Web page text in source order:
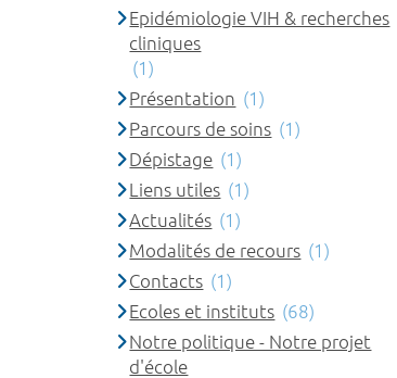
Epidémiologie VIH & recherches
cliniques
(1)
Présentation (1)
Parcours de soins (1)
Dépistage (1)
Liens utiles (1)
Actualités (1)
Modalités de recours (1)
Contacts (1)
Ecoles et instituts (68)
Notre politique - Notre projet
d'école